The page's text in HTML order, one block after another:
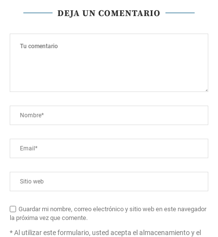
DEJA UN COMENTARIO
Guardar mi nombre, correo electrónico y sitio web en este navegador
la próxima vez que comente.
* Al utilizar este formulario, usted acepta el almacenamiento y el